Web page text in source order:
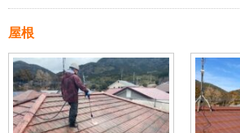
屋根